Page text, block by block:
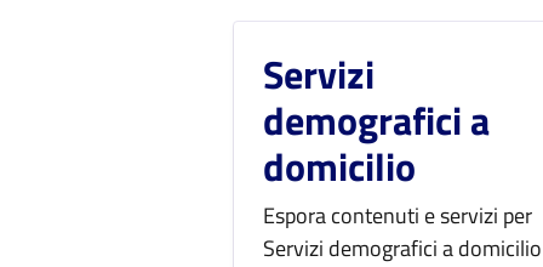
Servizi
demografici a
domicilio
Espora contenuti e servizi per
Servizi demografici a